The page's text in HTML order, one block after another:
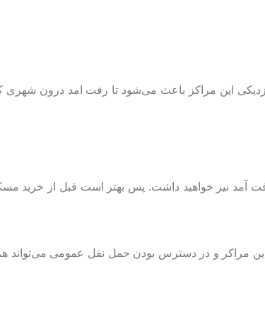
این مراکز باعث می‌شود تا رفت امد درون شهری
رفت آمد نیز خواهید داشت. پس بهتر است قبل از
مراکر و در دسترس بودن حمل نقل عمومی می‌تواند